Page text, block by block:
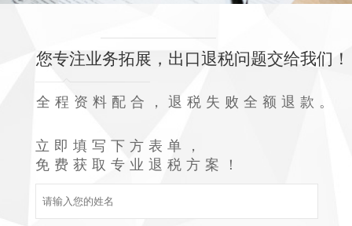
您专注业务拓展，出口退税问题交给我们！
全程资料配合，退税失败全额退款。
立即填写下方表单，
免费获取专业退税方案！